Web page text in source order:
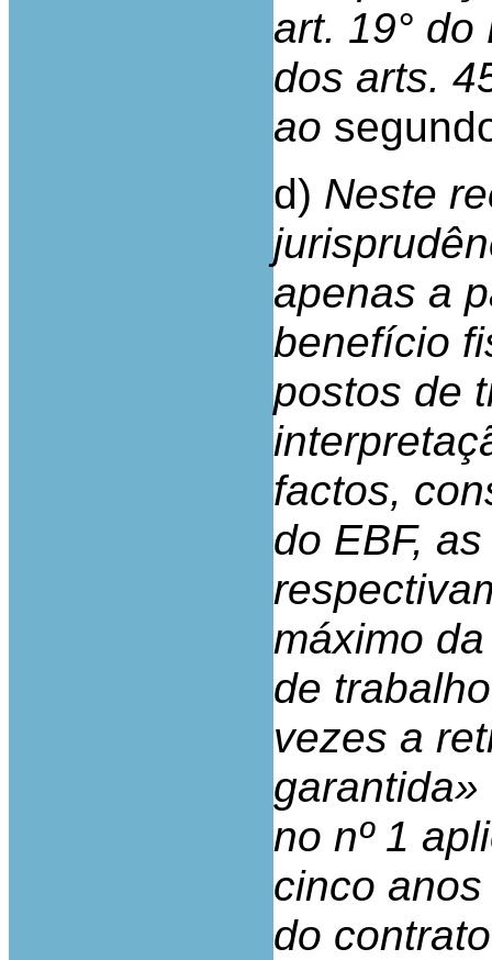
art. 19° do
dos arts.
ao
d) Neste
apenas a
benefício
postos de
factos,
do EBF,
máximo
de
vezes a
no nº 1
cinco
do